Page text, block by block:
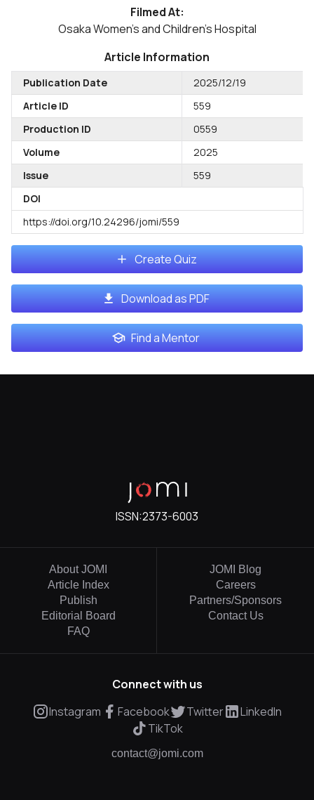
Filmed At:
Osaka Women’s and Children's Hospital
Article Information
Publication Date
2025/12/19
Article ID
559
Production ID
0559
Volume
2025
Issue
559
DOI
https://doi.org/10.24296/jomi/559
Create Quiz
Download as PDF
Find a Mentor
ISSN:2373-6003
About JOMI
Article Index
Publish
Editorial Board
FAQ
JOMI Blog
Careers
Partners/Sponsors
Contact Us
Connect with us
Instagram
Facebook Twitter
LinkedIn
TikTok
contact@jomi.com